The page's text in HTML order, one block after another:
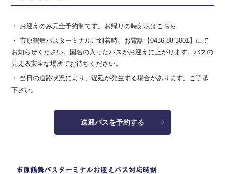
・ お迎えのみ完全予約制です。 お帰りの時刻表はこちら
・ 市原鶴舞バスターミナルご到着時、お電話 【0436-88-3001】 にて
お知らせください。園名の入ったバスがお迎えに上がります。バスの
見える安全な場所でお待ちください。
・ 当日の道路状況により、遅延が発生する場合があります。ご了承
下さい。
送迎バスを予約する
市原鶴舞バスターミナルお迎えバス対応時刻